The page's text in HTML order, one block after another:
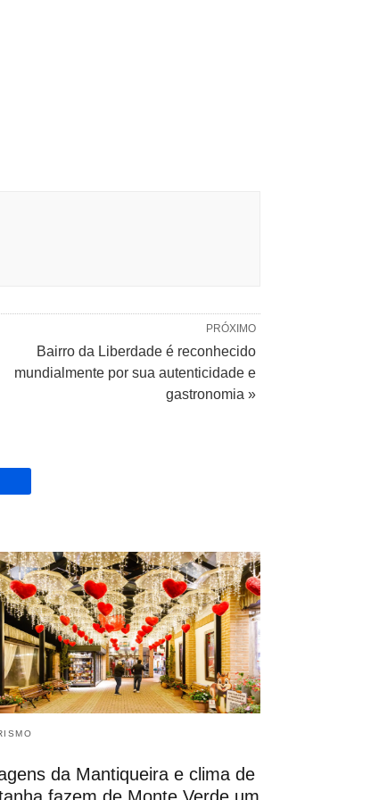
PRÓXIMO
Bairro da Liberdade é reconhecido
mundialmente por sua autenticidade e
gastronomia »
da Mantiqueira e clima de